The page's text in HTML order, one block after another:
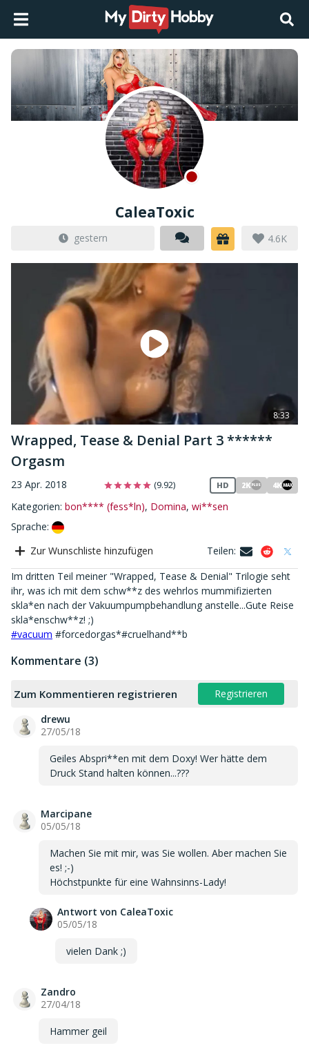
CaleaToxic
gestern 4.6K
8:33
Wrapped, Tease & Denial Part 3 ******
Orgasm
23 Apr. 2018 (9.92) HD 2K PLUS 4KMAX
Kategorien: bon**** (fess*ln), Domina, wi**sen
Sprache:
Zur Wunschliste hinzufügen
Teilen:
Im dritten Teil meiner "Wrapped, Tease & Denial" Trilogie seht
ihr, was ich mit dem schw**z des wehrlos mummifizierten
skla*en nach der Vakuumpumpbehandlung anstelle...Gute Reise
#vacuum #forcedorgas*#cruelhand**b
Kommentare (3)
Zum Kommentieren registrieren
Registrieren
drewu
27/05/18
Geiles Abspri**en mit dem Doxy! Wer hätte dem
Druck Stand halten können...???
Marcipane
05/05/18
Machen Sie mit mir, was Sie wollen. Aber machen Sie
es! ;-)
Höchstpunkte für eine Wahnsinns-Lady!
Antwort von CaleaToxic
05/05/18
vielen Dank ;)
Zandro
27/04/18
Hammer geil